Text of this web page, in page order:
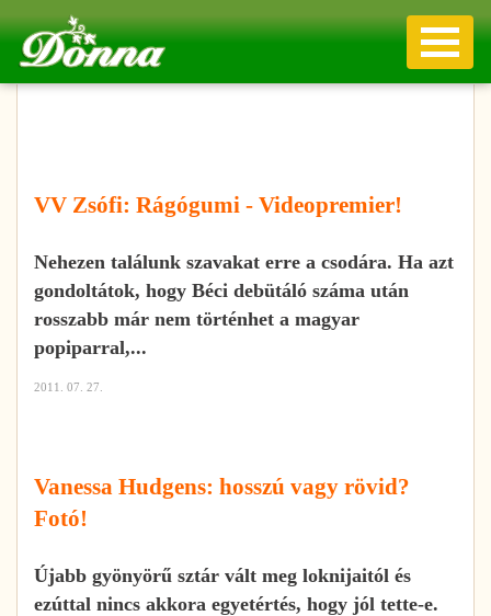
VV Zsófi: Rágógumi - Videopremier!
Nehezen találunk szavakat erre a csodára. Ha azt
gondoltátok, hogy Béci debütáló száma után
rosszabb már nem történhet a magyar
popiparral,...
2011. 07. 27.
Vanessa Hudgens: hosszú vagy rövid?
Fotó!
Újabb gyönyörű sztár vált meg loknijaitól és
ezúttal nincs akkora egyetértés, hogy jól tette-e.